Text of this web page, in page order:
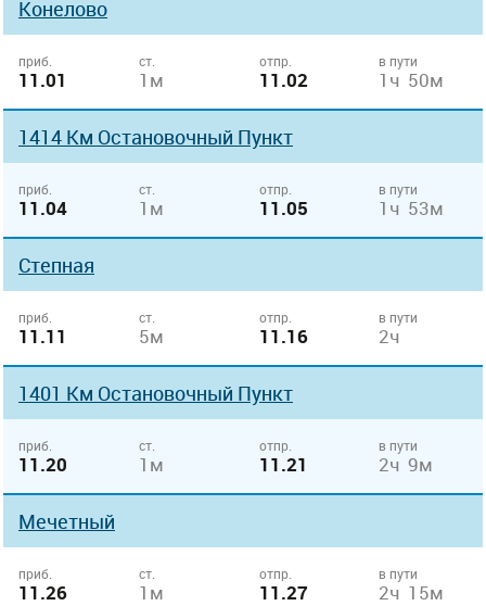
Конелово
приб.
11.01
ст.
1м
отпр.
11.02
в пути
1ч 50м
1414 Км Остановочный Пункт
приб.
11.04
ст.
1м
отпр.
11.05
в пути
1ч 53м
Степная
приб.
11.11
ст.
5м
отпр.
11.16
в пути
2ч
1401 Км Остановочный Пункт
приб.
11.20
ст.
1м
отпр.
11.21
в пути
2ч 9м
Мечетный
приб.
11.26
ст.
1м
отпр.
11.27
в пути
2ч 15м